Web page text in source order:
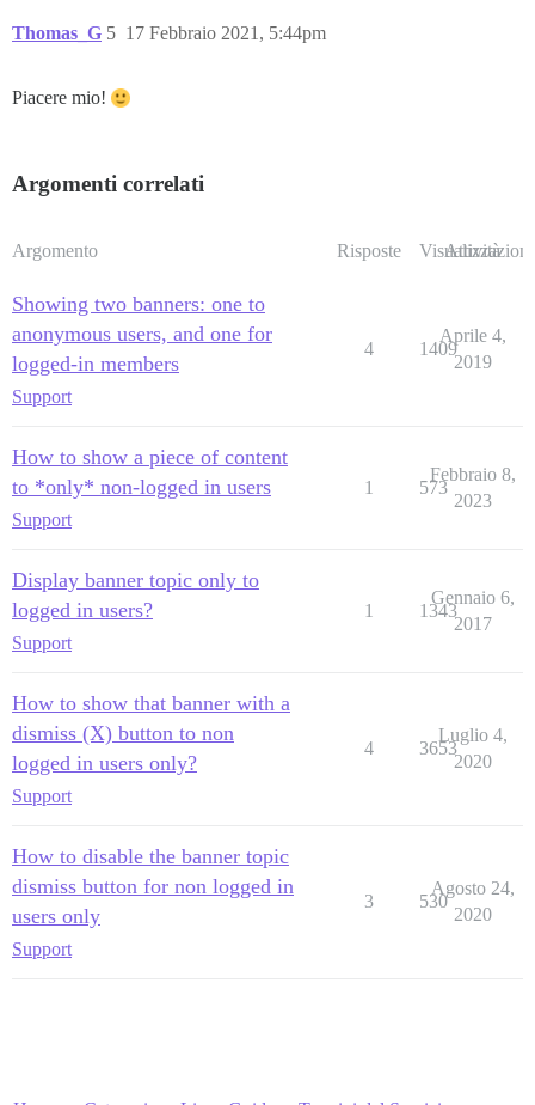
Thomas_G 17 Febbraio 2021, 5:44pm
5
Piacere mio!
Argomenti correlati
Argomento Risposte Visualizzazioni
Attività
Showing two banners: one to
anonymous users, and one for
logged-in members
Support
4 1409
Aprile 4,
2019
How to show a piece of content
to *only* non-logged in users
Support
1 573
Febbraio 8,
2023
Display banner topic only to
logged in users?
Support
1 1343
Gennaio 6,
2017
How to show that banner with a
dismiss (X) button to non
logged in users only?
Support
4 3653
Luglio 4,
2020
How to disable the banner topic
dismiss button for non logged in
users only
Support
3 530
Agosto 24,
2020